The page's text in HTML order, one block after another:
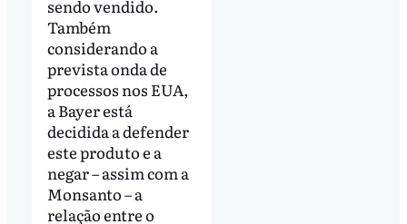
sendo vendido.
Também
considerando a
prevista onda de
processos nos EUA,
a Bayer está
decidida a defender
este produto e a
negar – assim com a
Monsanto – a
relação entre o